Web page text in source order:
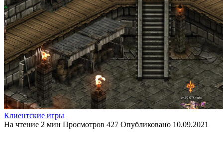
Клиентские игры
На чтение 2 мин Просмотров 427 Опубликовано 10.09.2021